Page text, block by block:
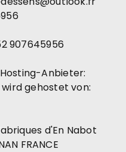
907645956
Anbieter:
gehostet von:
d'En Nabot
FRANCE